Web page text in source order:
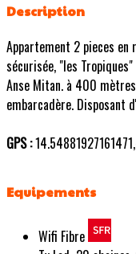
Description
Appartement 2 pieces
sécurisée, "les
Anse Mitan. à 400
embarcadère. Disposant
GPS :
Equipements
Wifi Fibre